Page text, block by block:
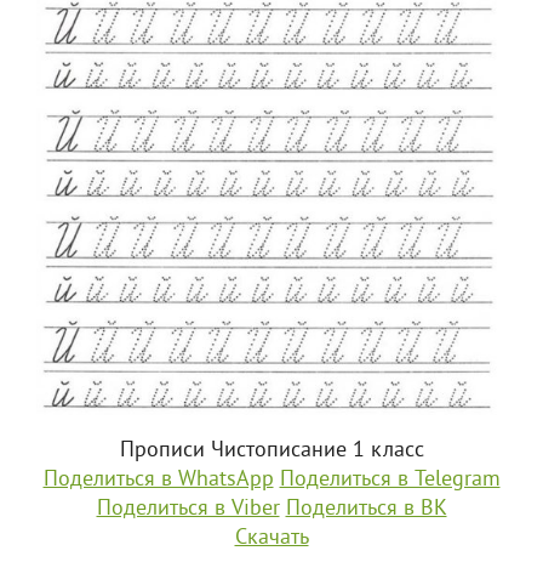
Прописи Чистописание 1 класс
Поделиться в WhatsApp Поделиться в Telegram
Поделиться в Viber Поделиться в ВК
Скачать